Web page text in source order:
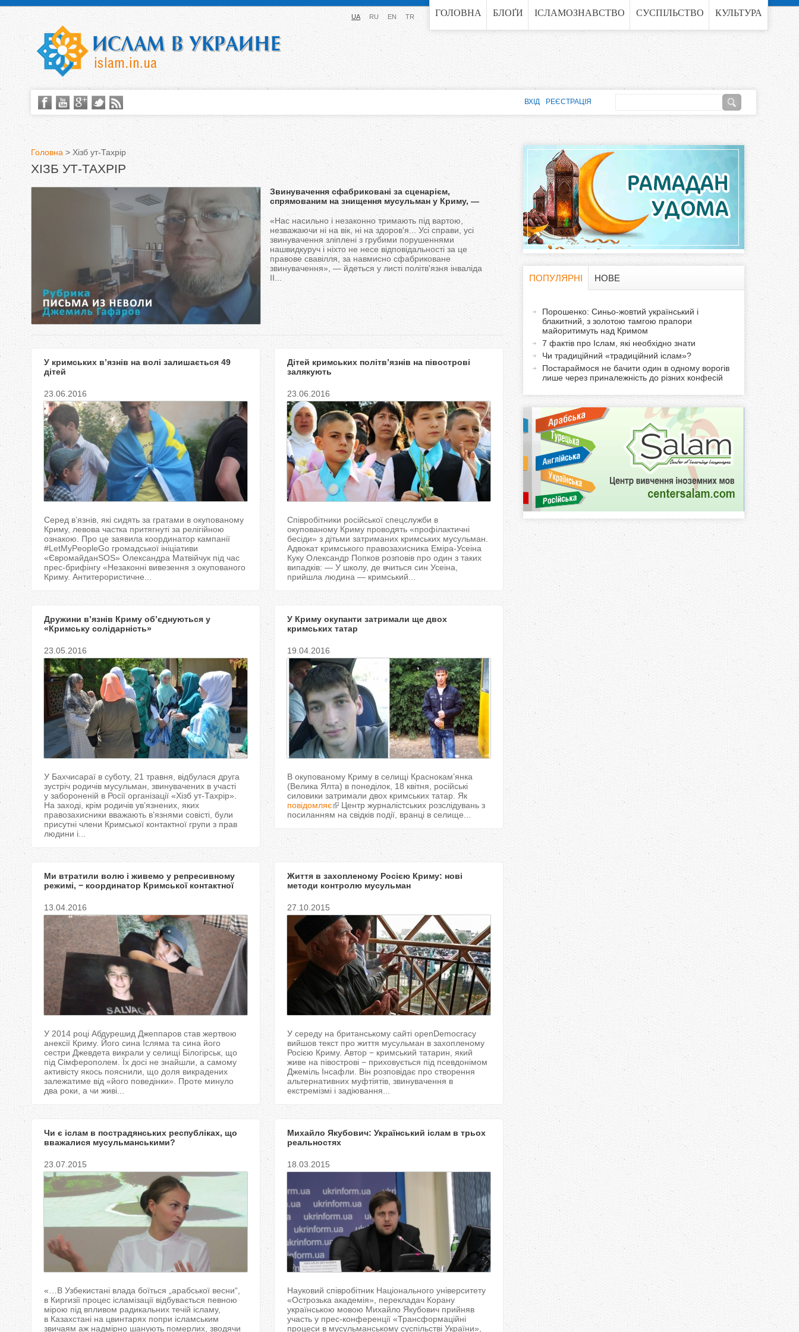
Jump to navigation ГОЛОВНА БЛОҐИ ІСЛАМОЗНАВСТВО СУСПІЛЬСТВО КУЛЬТУРА
UA RU EN TR
В
Головна > Хізб ут-Тахрір
ХІЗБ УТ-ТАХРІР
Звинувачення сфабриковані за сценарієм,
спрямованим на знищення мусульман у Криму, —
політв'язень Гафаров
«Нас насильно і незаконно тримають під вартою,
незважаючи ні на вік, ні на здоров'я... Усі справи, усі
звинувачення зліплені з грубими порушеннями
нашвидкуруч і ніхто не несе відповідальності за це
правове свавілля, за навмисно сфабриковане
звинувачення», — йдеться у листі політв'язня інваліда
II...
У кримських в’язнів на волі залишається 49
дітей
23.06.2016
Серед в’язнів, які сидять за гратами в окупованому
Криму, левова частка притягнуті за релігійною
ознакою. Про це заявила координатор кампанії
#LetMyPeopleGo громадської ініціативи
«ЄвромайданSOS» Олександра Матвійчук під час
прес-брифінгу «Незаконні вивезення з окупованого
Криму. Антитерористичне...
Дітей кримських політв’язнів на півострові
залякують
23.06.2016
Співробітники російської спецслужби в
окупованому Криму проводять «профілактичні
бесіди» з дітьми затриманих кримських мусульман.
Адвокат кримського правозахисника Еміра-Усеіна
Куку Олександр Попков розповів про один з таких
випадків: — У школу, де вчиться син Усеіна,
прийшла людина — кримський...
Дружини в’язнів Криму об’єднуються у
«Кримську солідарність»
23.05.2016
У Бахчисараї в суботу, 21 травня, відбулася друга
зустріч родичів мусульман, звинувачених в участі
у забороненій в Росії організації «Хізб ут-Тахрір».
На заході, крім родичів ув’язнених, яких
правозахисники вважають в’язнями совісті, були
присутні члени Кримської контактної групи з прав
людини і...
У Криму окупанти затримали ще двох
кримських татар
19.04.2016
В окупованому Криму в селищі Краснокам’янка
(Велика Ялта) в понеділок, 18 квітня, російські
силовики затримали двох кримських татар. Як
повідомляє
Центр журналістських розслідувань з
посиланням на свідків події, вранці в селище...
Ми втратили волю і живемо у репресивному
режимі, − координатор Кримської контактної
13.04.2016
У 2014 році Абдурешид Джеппаров став жертвою
анексії Криму. Його сина Ісляма та сина його
сестри Джевдета викрали у селищі Білогірськ, що
під Сімферополем. Їх досі не знайшли, а самому
активісту якось пояснили, що доля викрадених
залежатиме від «його поведінки». Проте минуло
два роки, а чи живі...
Життя в захопленому Росією Криму: нові
методи контролю мусульман
27.10.2015
У середу на британському сайті openDemocracy
вийшов текст про життя мусульман в захопленому
Росією Криму. Автор − кримський татарин, який
живе на півострові − приховується під псевдонімом
Джеміль Інсафли. Він розповідає про створення
альтернативних муфтіятів, звинувачення в
екстремізмі і задіювання...
Чи є іслам в пострадянських республіках, що
вважалися мусульманськими?
23.07.2015
«…В Узбекистані влада боїться „арабської весни“,
в Киргизії процес ісламізації відбувається певною
мірою під впливом радикальних течій ісламу,
в Казахстані на цвинтарях попри ісламським
звичаям аж надмірно шанують померлих, зводячи
Михайло Якубович: Український іслам в трьох
реальностях
18.03.2015
Науковий співробітник Національного університету
«Острозька академія», перекладач Корану
українською мовою Михайло Якубович прийняв
участь у прес-конференції «Трансформаційні
процеси в мусульманському суспільстві України»,
П
о
к
о
в
а
ф
о
р
м
о
ВХІД РЕЄСТРАЦІЯ
o
a
l
T
b
s
ПОПУЛЯРНІ
в
а
НОВЕ
Порошенко: Синьо-жовтий український і
блакитний, з золотою тамгою прапори
майоритимуть над Кримом
7 фактів про Іслам, які необхідно знати
Чи традиційний «традиційний іслам»?
Постараймося не бачити один в одному ворогів
лише через приналежність до різних конфесій